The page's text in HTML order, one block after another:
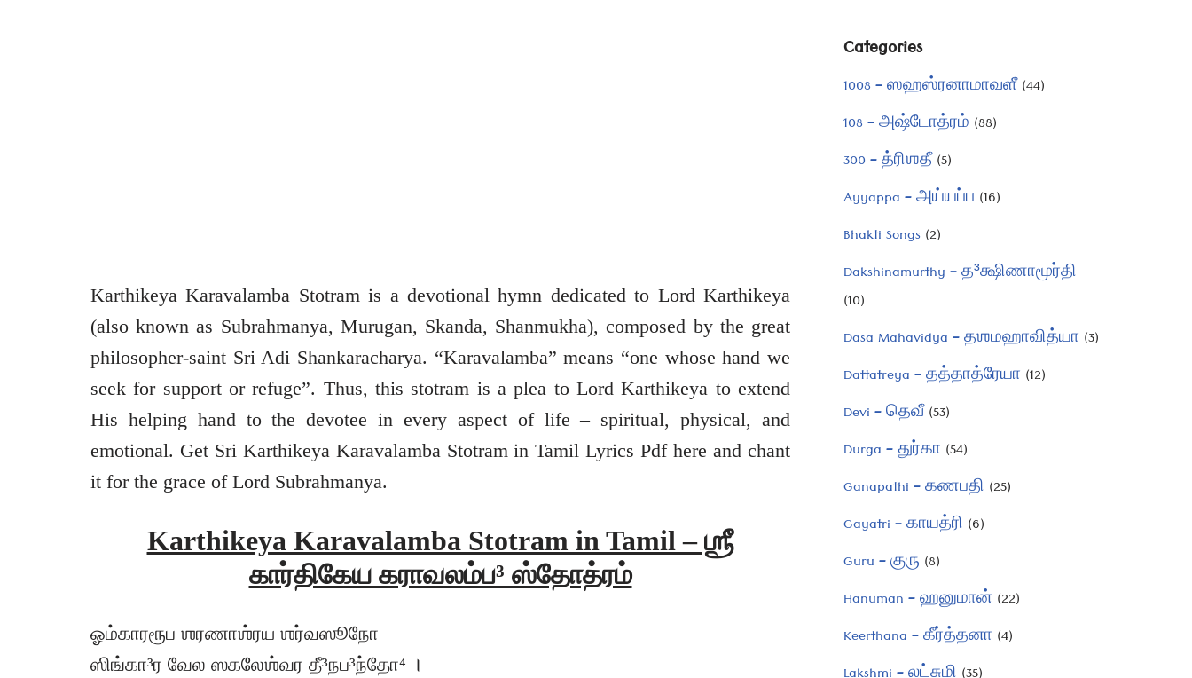
Karthikeya Karavalamba Stotram is a devotional hymn dedicated to Lord Karthikeya
(also known as Subrahmanya, Murugan, Skanda, Shanmukha), composed by the great
philosopher-saint Sri Adi Shankaracharya. “Karavalamba” means “one whose hand we
seek for support or refuge”. Thus, this stotram is a plea to Lord Karthikeya to extend
His helping hand to the devotee in every aspect of life – spiritual, physical, and
emotional. Get Sri Karthikeya Karavalamba Stotram in Tamil Lyrics Pdf here and chant
it for the grace of Lord Subrahmanya.
Karthikeya Karavalamba Stotram in Tamil – ஶ்ரீ
கார்திகேய கராவலம்ப³ ஸ்தோத்ரம்
ஓம்காரரூப ஶரணாஶ்ரய ஶர்வஸூநோ
ஸிங்கா³ர வேல ஸகலேஶ்வர தீ³நப³ந்தோ⁴ ।
Categories
1008 – ஸஹஸ்ரனாமாவளீ(44)
108 – அஷ்டோத்ரம் (88)
300 – த்ரிஶதீ(5)
Ayyappa – அய்யப்ப (16)
Bhakti Songs(2)
Dakshinamurthy – த³க்ஷிணாமூர்தி
(10)
Dasa Mahavidya – தஶமஹாவித்யா (3)
Dattatreya – தத்தாத்ரேயா (12)
Devi – தெவீ(53)
Durga – துர்கா (54)
Ganapathi – கணபதி (25)
Gayatri – காயத்ரி (6)
Guru – குரு (8)
Hanuman – ஹனுமான்(22)
Keerthana – கீர்த்தனா (4)